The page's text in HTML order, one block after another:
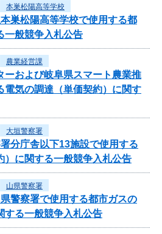
本巣松陽高等学校
巣松陽高等学校で使用する都
一般競争入札公告
農業経営課
ーおよび岐阜県スマート農業推
電気の調達（単価契約）に関す
大垣警察署
分庁舎以下13施設で使用する
）に関する一般競争入札公告
山県警察署
警察署で使用する都市ガスの
する一般競争入札公告